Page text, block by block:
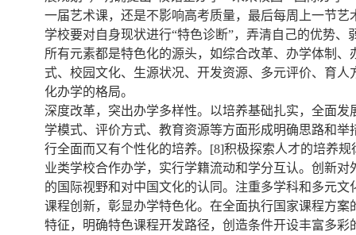
一届艺术课，还是不影响高考质量，最后每周上一节艺
学校要对自身现状进行“特色诊断”，弄清自己的优势
所有元素都是特色化的源头，如综合改革、办学体制
式、校园文化、生源状况、开发资源、多元评价、育
化办学的格局。
深度改革，突出办学多样性。以培养基础扎实，全面
学模式、评价方式、教育资源等方面形成明确思路和
行全面而又有个性化的培养。[8]积极探索人才的培养
业类学校合作办学，实行学籍流动和学分互认。创新
的国际视野和对中国文化的认同。注重多学科和多元
课程创新，彰显办学特色化。在全面执行国家课程方
特征，明确特色课程开发路径，创造条件开设丰富多